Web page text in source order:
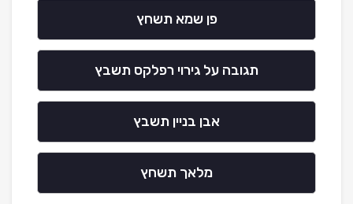
פן שמא תשחץ
תגובה על גירוי רפלקס תשבץ
אבן בניין תשבץ
מלאך תשחץ